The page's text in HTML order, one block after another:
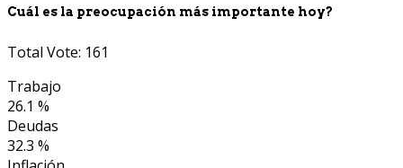
Cuál es la preocupación más importante hoy?
Total Vote: 161
Trabajo
26.1 %
Deudas
32.3 %